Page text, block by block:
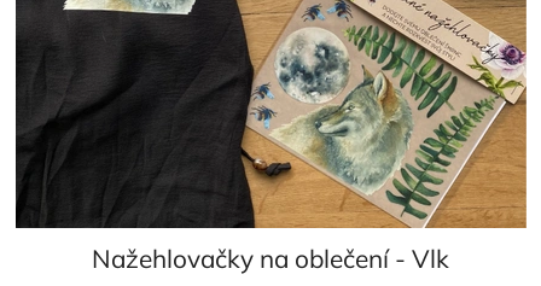
Nažehlovačky na oblečení - Vlk